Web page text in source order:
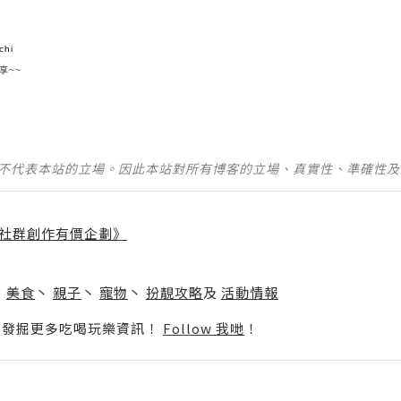
~~
代表本站的立場。因此本站對所有博客的立場、真實性、準確性
群創作有價企劃》
美食 丶 親子 丶 寵物 丶 扮靚攻略及 活動情報
掘更多吃喝玩樂資訊！ Follow 我哋 ！